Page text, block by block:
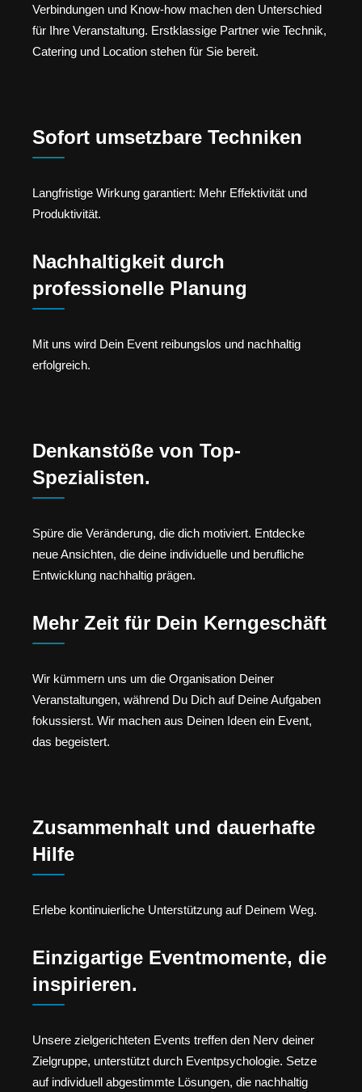
Verbindungen und Know-how machen den Unterschied
für Ihre Veranstaltung. Erstklassige Partner wie Technik,
Catering und Location stehen für Sie bereit.
Sofort umsetzbare Techniken
Langfristige Wirkung garantiert: Mehr Effektivität und
Produktivität.
Nachhaltigkeit durch
professionelle Planung
Mit uns wird Dein Event reibungslos und nachhaltig
erfolgreich.
Denkanstöße von Top-
Spezialisten.
Spüre die Veränderung, die dich motiviert. Entdecke
neue Ansichten, die deine individuelle und berufliche
Entwicklung nachhaltig prägen.
Mehr Zeit für Dein Kerngeschäft
Wir kümmern uns um die Organisation Deiner
Veranstaltungen, während Du Dich auf Deine Aufgaben
fokussierst. Wir machen aus Deinen Ideen ein Event,
das begeistert.
Zusammenhalt und dauerhafte
Hilfe
Erlebe kontinuierliche Unterstützung auf Deinem Weg.
Einzigartige Eventmomente, die
inspirieren.
Unsere zielgerichteten Events treffen den Nerv deiner
Zielgruppe, unterstützt durch Eventpsychologie. Setze
auf individuell abgestimmte Lösungen, die nachhaltig